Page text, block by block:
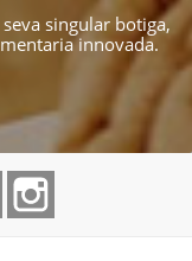
singular botiga,
innovada.
Pinterest